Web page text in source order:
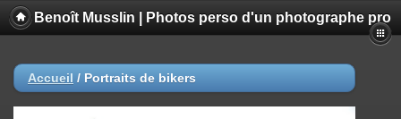
Benoît Musslin | Photos perso d'un photographe pro
Accueil / Portraits de bikers